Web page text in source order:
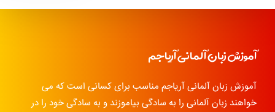
آموزش زبان آلمانی آریاجم
آموزش زبان آلمانی آریاجم مناسب برای کسانی است که می
خواهند زبان آلمانی را به سادگی بیاموزند و به سادگی خود را در